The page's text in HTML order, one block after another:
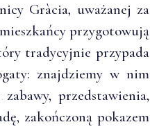
Gràcia, uważanej za
przygotowują
tradycyjnie przypada
znajdziemy w nim
przedstawienia,
zakończoną pokazem